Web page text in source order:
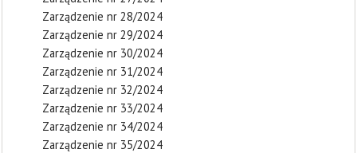
Zarządzenie nr 28/2024
Zarządzenie nr 29/2024
Zarządzenie nr 30/2024
Zarządzenie nr 31/2024
Zarządzenie nr 32/2024
Zarządzenie nr 33/2024
Zarządzenie nr 34/2024
Zarządzenie nr 35/2024